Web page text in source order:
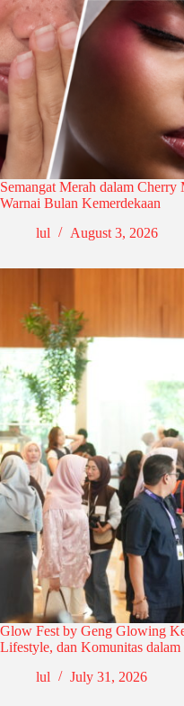
Semangat Merah dalam
Warnai Bulan Kemerdekaan
lul
August 3, 2026
Glow Fest by Geng Glowing
Lifestyle, dan Komunitas dalam
lul
July 31, 2026